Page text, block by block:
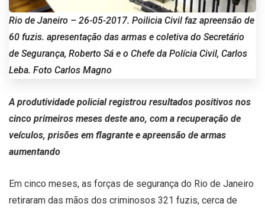
Rio de Janeiro – 26-05-2017. Poilicia Civil faz apreensão de
60 fuzis. apresentação das armas e coletiva do Secretário
de Segurança, Roberto Sá e o Chefe da Polícia Civil, Carlos
Leba. Foto Carlos Magno
A produtividade policial registrou resultados positivos nos
cinco primeiros meses deste ano, com a recuperação de
veículos, prisões em flagrante e apreensão de armas
aumentando
Em cinco meses, as forças de segurança do Rio de Janeiro
retiraram das mãos dos criminosos 321 fuzis, cerca de